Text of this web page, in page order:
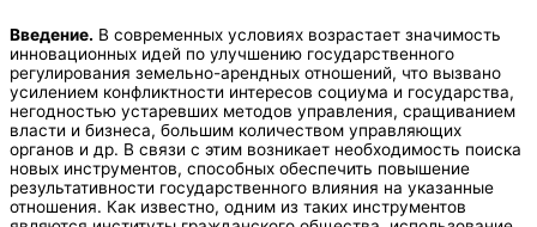
Введение. В современных условиях возрастает значимость
инновационных идей по улучшению государственного
регулирования земельно-арендных отношений, что вызвано
усилением конфликтности интересов социума и государства,
негодностью устаревших методов управления, сращиванием
власти и бизнеса, большим количеством управляющих
органов и др. В связи с этим возникает необходимость поиска
новых инструментов, способных обеспечить повышение
результативности государственного влияния на указанные
отношения. Как известно, одним из таких инструментов